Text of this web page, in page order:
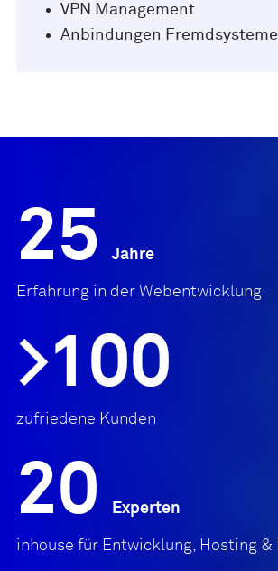
VPN Management
Anbindungen Fremdsysteme
25 Jahre
Erfahrung in der Webentwicklung
>100
zufriedene Kunden
20 Experten
inhouse für Entwicklung, Hosting &